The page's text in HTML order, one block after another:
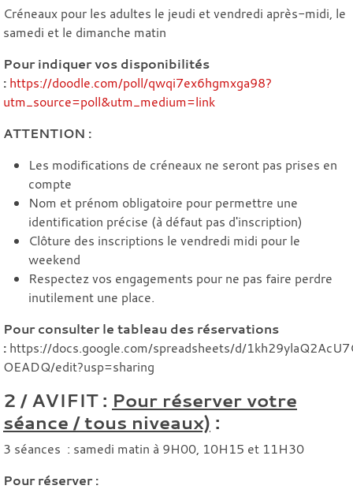
Créneaux pour les adultes le jeudi et vendredi après-midi, le
samedi et le dimanche matin
Pour indiquer vos disponibilités
: https://doodle.com/poll/qwqi7ex6hgmxga98?
utm_source=poll&utm_medium=link
ATTENTION :
Les modifications de créneaux ne seront pas prises en
compte
Nom et prénom obligatoire pour permettre une
identification précise (à défaut pas d'inscription)
Clôture des inscriptions le vendredi midi pour le
weekend
Respectez vos engagements pour ne pas faire perdre
inutilement une place.
Pour consulter le tableau des réservations
: https://docs.google.com/spreadsheets/d/
OEADQ/edit?usp=sharing
2 / AVIFIT : Pour réserver votre
séance / tous niveaux) :
3 séances : samedi matin à 9H00, 10H15 et 11H30
Pour réserver :